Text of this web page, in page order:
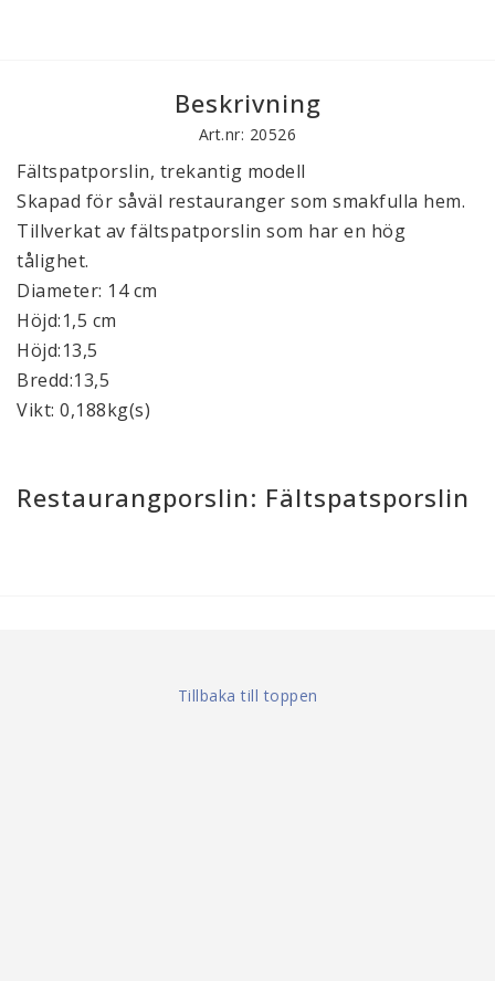
Beskrivning
Art.nr: 20526
Fältspatporslin, trekantig modell
Skapad för såväl restauranger som smakfulla hem.
Tillverkat av fältspatporslin som har en hög
tålighet.
Diameter: 14 cm
Höjd:1,5 cm
Höjd:13,5
Bredd:13,5
Vikt: 0,188kg(s)
Restaurangporslin: Fältspatsporslin
Tillbaka till toppen